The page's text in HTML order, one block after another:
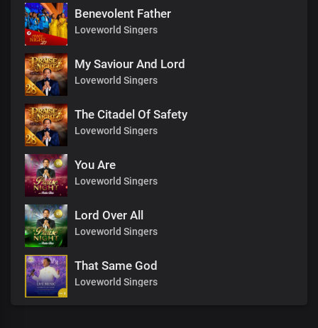
Benevolent Father
Loveworld Singers
My Saviour And Lord
Loveworld Singers
The Citadel Of Safety
Loveworld Singers
You Are
Loveworld Singers
Lord Over All
Loveworld Singers
That Same God
Loveworld Singers